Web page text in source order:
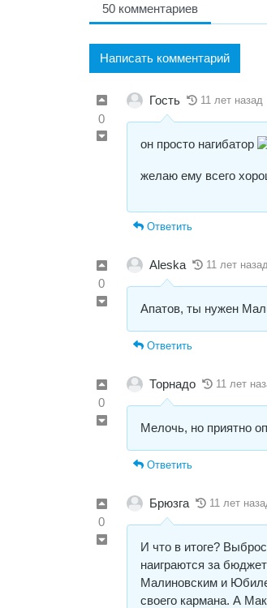
50 комментариев
Написать комментарий
0
Гость 11 лет назад
он просто нагибатор
желаю ему всего
Ответить
0
Aleska 11 лет
Апатов, ты нужен
Ответить
0
Торнадо 11 лет
Мелочь, но приятно
Ответить
0
Брюзга 11 лет
И что в итоге?
наиграются за
Малиновским и
своего кармана. А